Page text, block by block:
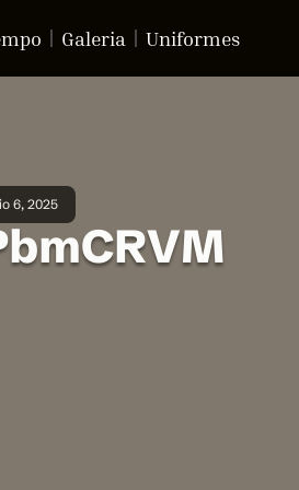
Galeria Uniformes
6, 2025